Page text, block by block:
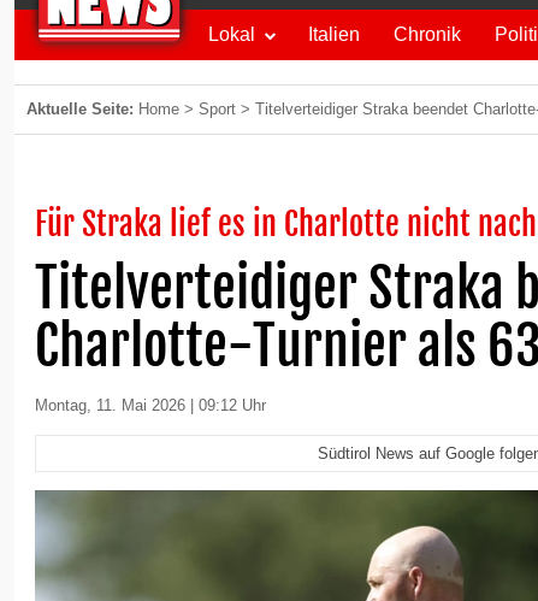
Lokal Italien Chronik
Aktuelle Seite: Home > Sport > Titelverteidiger Straka beendet
Für Straka lief es in Charlotte nicht
Titelverteidiger Straka
Charlotte-Turnier als
Montag, 11. Mai 2026 | 09:12 Uhr
Südtirol News auf Google